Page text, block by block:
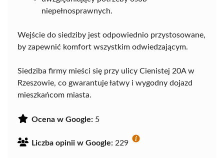
niepełnosprawnych.
Wejście do siedziby jest odpowiednio przystosowane,
by zapewnić komfort wszystkim odwiedzającym.
Siedziba firmy mieści się przy ulicy Cienistej 20A w
Rzeszowie, co gwarantuje łatwy i wygodny dojazd
mieszkańcom miasta.
Ocena w Google: 5
Liczba opinii w Google: 229